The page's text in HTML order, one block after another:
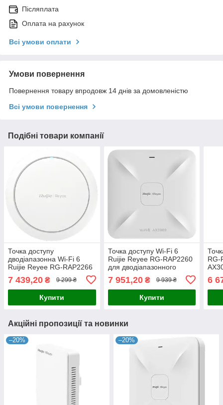
Післяплата
Оплата на рахунок
Всі умови оплати
Умови повернення
Повернення товару впродовж 14 днів за домовленістю
Всі умови повернення
Подібні товари компанії
Точка доступу
дводіапазонна Wi-Fi 6
Ruijie Reyee RG-RAP2266
для встановлення на стелі
з підтримкою Reyee Mesh
та гігабітного
7 439,20 ₴ 9 299 ₴
Купити
Точка доступу Wi-Fi 6
Ruijie Reyee RG-RAP2260
для дводіапазонного
бездротового підключення
з пропускною здатністю
2,97 Гбіт/с та
7 951,20₴ 9 939 ₴
Купити
RG-
6
Акційні пропозиції та новинки
–20% –20%